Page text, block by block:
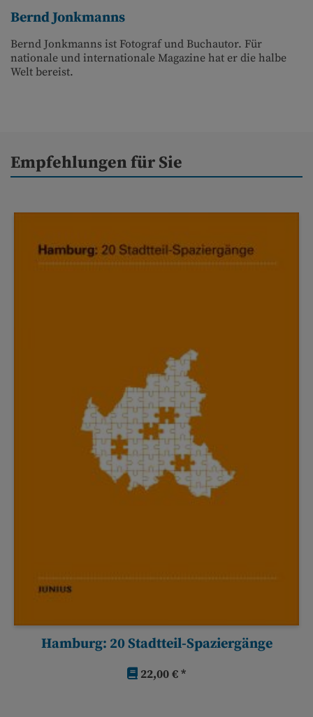
Bernd Jonkmanns
Bernd Jonkmanns ist Fotograf und Buchautor. Für
nationale und internationale Magazine hat er die halbe
Welt bereist.
Empfehlungen für Sie
Hamburg: 20 Stadtteil-Spaziergänge
22,00 € *